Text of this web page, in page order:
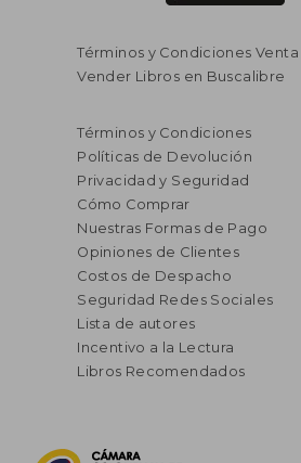
Términos y Condiciones
Vender Libros en Buscalibre
Términos y Condiciones
Políticas de Devolución
Privacidad y Seguridad
Cómo Comprar
Nuestras Formas de Pago
Opiniones de Clientes
Costos de Despacho
Seguridad Redes Sociales
Lista de autores
Incentivo a la Lectura
Libros Recomendados